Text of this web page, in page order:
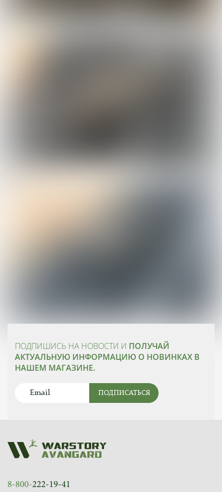
ПОДПИШИСЬ НА НОВОСТИ И ПОЛУЧАЙ
АКТУАЛЬНУЮ ИНФОРМАЦИЮ О НОВИНКАХ В
НАШЕМ МАГАЗИНЕ.
ПОДПИСАТЬСЯ
8-800-222-19-41